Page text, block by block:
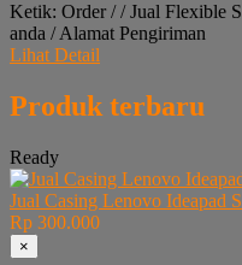
Ketik: Order / / Jual Flexible
anda / Alamat Pengiriman
Lihat Detail
Produk terbaru
Ready
Jual Casing Lenovo Ideapad
Rp 300.000
×